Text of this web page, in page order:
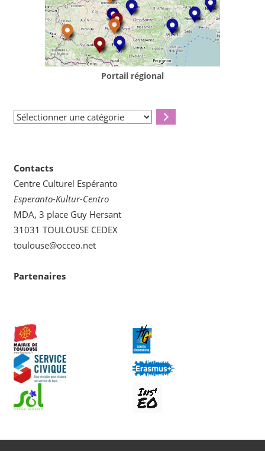
Portail régional
Sélectionner
Contacts
Centre Culturel Espéranto
Esperanto-Kultur-Centro
MDA, 3 place Guy Hersant
31031 TOULOUSE CEDEX
toulouse@occeo.net
Partenaires